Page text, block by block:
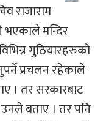
राजाराम
मन्दिर
गुठियारहरुको
प्रचलन रहेकाले
। तर सरकारबाट
बताए । तर पनि